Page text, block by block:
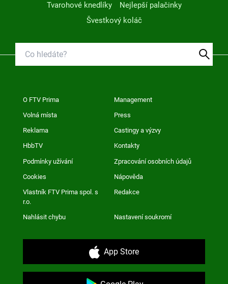
Tvarohové knedlíky
Nejlepší palačinky
Švestkový koláč
O FTV Prima Management
Volná místa Press
Reklama Castingy a výzvy
HbbTV Kontakty
Podmínky užívání Zpracování osobních údajů
Cookies Nápověda
Vlastník FTV Prima spol. s
r.o.
Redakce
Nahlásit chybu Nastavení soukromí
App Store